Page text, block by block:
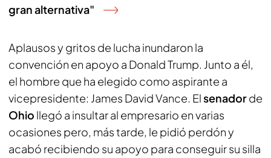
gran alternativa"
Aplausos y gritos de lucha inundaron la
convención en apoyo a Donald Trump. Junto a él,
el hombre que ha elegido como aspirante a
vicepresidente: James David Vance. Elsenadorde
Ohio llegó a insultar al empresario en varias
ocasiones pero, más tarde, le pidió perdón y
acabó recibiendo su apoyo para conseguir su silla